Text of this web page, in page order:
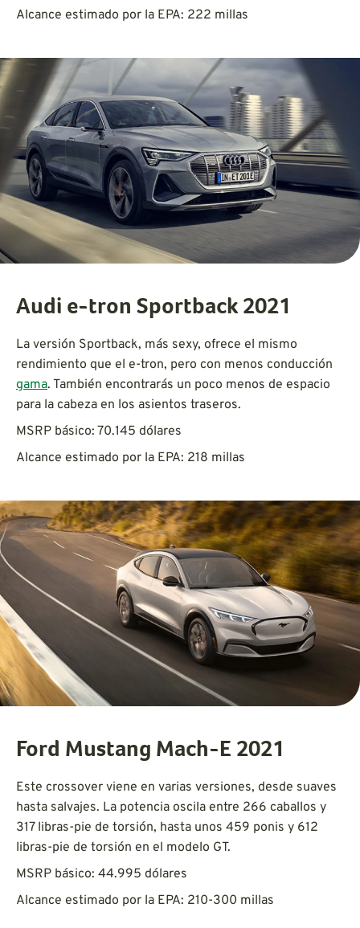
Alcance estimado por la EPA: 222 millas
Audi e-tron Sportback 2021
La versión Sportback, más sexy, ofrece el mismo
rendimiento que el e-tron, pero con menos conducción
gama. También encontrarás un poco menos de espacio
para la cabeza en los asientos traseros.
MSRP básico: 70.145 dólares
Alcance estimado por la EPA: 218 millas
Ford Mustang Mach-E 2021
Este crossover viene en varias versiones, desde suaves
hasta salvajes. La potencia oscila entre 266 caballos y
317 libras-pie de torsión, hasta unos 459 ponis y 612
libras-pie de torsión en el modelo GT.
MSRP básico: 44.995 dólares
Alcance estimado por la EPA: 210-300 millas